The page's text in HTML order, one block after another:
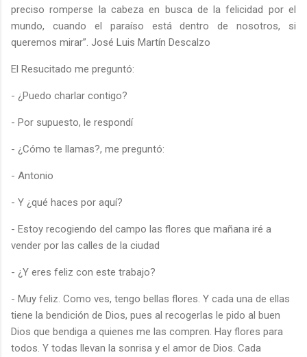
preciso romperse la cabeza en busca de la felicidad por el
mundo, cuando el paraíso está dentro de nosotros, si
queremos mirar”. José Luis Martín Descalzo
El Resucitado me preguntó:
- ¿Puedo charlar contigo?
- Por supuesto, le respondí
- ¿Cómo te llamas?, me preguntó:
- Antonio
- Y ¿qué haces por aquí?
- Estoy recogiendo del campo las flores que mañana iré a
vender por las calles de la ciudad
- ¿Y eres feliz con este trabajo?
- Muy feliz. Como ves, tengo bellas flores. Y cada una de ellas
tiene la bendición de Dios, pues al recogerlas le pido al buen
Dios que bendiga a quienes me las compren. Hay flores para
todos. Y todas llevan la sonrisa y el amor de Dios. Cada